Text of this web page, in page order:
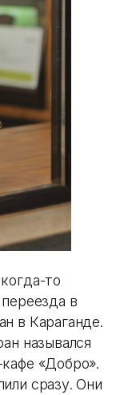
то
в
в Караганде.
назывался
«Добро».
сразу. Они